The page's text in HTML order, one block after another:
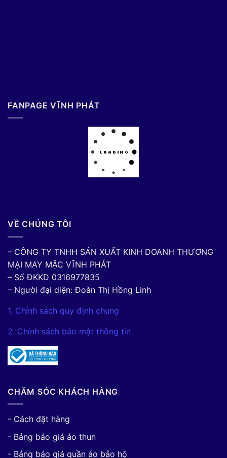
FANPAGE VĨNH PHÁT
VỀ CHÚNG TÔI
– CÔNG TY TNHH SẢN XUẤT KINH DOANH THƯƠNG
MẠI MAY MẶC VĨNH PHÁT
– Số ĐKKD 0316977835
– Người đại diện: Đoàn Thị Hồng Linh
1. Chính sách quy định chung
2. Chính sách bảo mật thông tin
CHĂM SÓC KHÁCH HÀNG
- Cách đặt hàng
- Bảng báo giá áo thun
- Bảng báo giá quần áo bảo hộ